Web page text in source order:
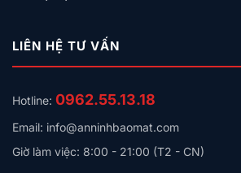
LIÊN HỆ TƯ VẤN
Hotline: 0962.55.13.18
Email: info@anninhbaomat.com
Giờ làm việc: 8:00 - 21:00 (T2 - CN)